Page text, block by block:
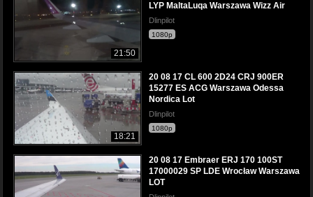
21:50
LYP MaltaLuqa Warszawa Wizz Air
Dlinpilot
1080p
18:21
20 08 17 CL 600 2D24 CRJ 900ER
15277 ES ACG Warszawa Odessa
Nordica Lot
Dlinpilot
1080p
20 08 17 Embraer ERJ 170 100ST
17000029 SP LDE Wrocław Warszawa
LOT